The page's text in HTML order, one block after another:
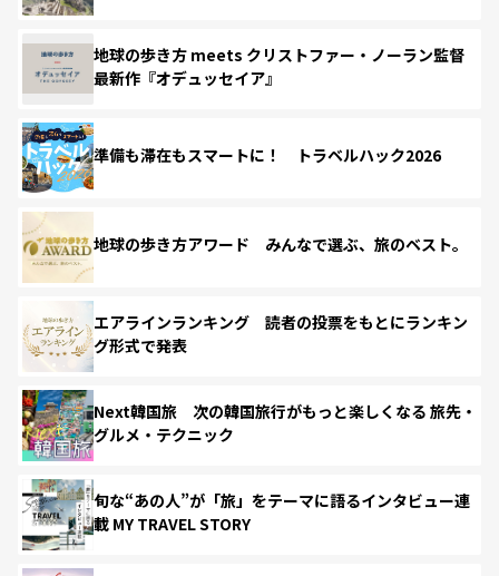
地球の歩き方 meets クリストファー・ノーラン監督
最新作『オデュッセイア』
準備も滞在もスマートに！ トラベルハック2026
地球の歩き方アワード みんなで選ぶ、旅のベスト。
エアラインランキング 読者の投票をもとにランキン
グ形式で発表
Next韓国旅 次の韓国旅行がもっと楽しくなる 旅先・
グルメ・テクニック
旬な“あの人”が「旅」をテーマに語るインタビュー連
載 MY TRAVEL STORY